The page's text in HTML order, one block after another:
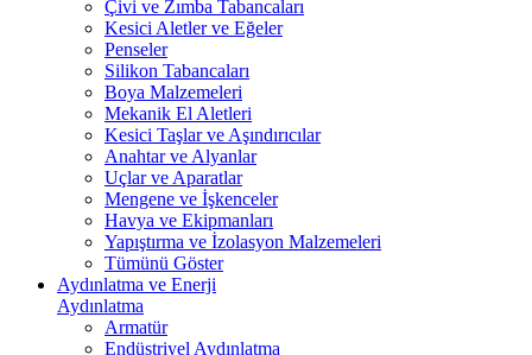
Çivi ve Zımba Tabancaları
Kesici Aletler ve Eğeler
Penseler
Silikon Tabancaları
Boya Malzemeleri
Mekanik El Aletleri
Kesici Taşlar ve Aşındırıcılar
Anahtar ve Alyanlar
Uçlar ve Aparatlar
Mengene ve İşkenceler
Havya ve Ekipmanları
Yapıştırma ve İzolasyon Malzemeleri
Tümünü Göster
Aydınlatma ve Enerji
Aydınlatma
Armatür
Endüstriyel Aydınlatma